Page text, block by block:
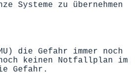
zu übernehmen
die Gefahr immer noch
keinen Notfallplan im
Gefahr.